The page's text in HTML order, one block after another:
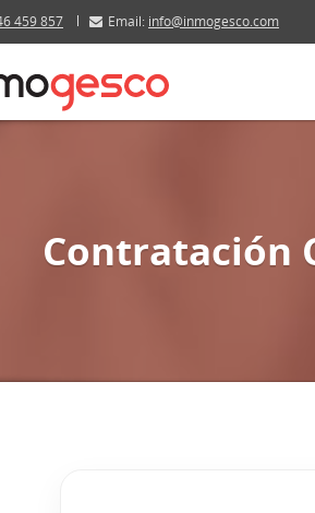
459 857 Email: info@inmogesco.com
Contratación